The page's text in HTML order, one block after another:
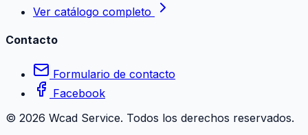
Ver catálogo completo
Contacto
Formulario de contacto
Facebook
© 2026 Wcad Service. Todos los derechos reservados.